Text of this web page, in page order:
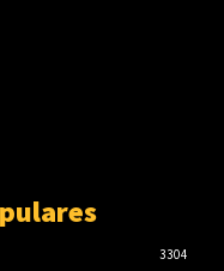
3304